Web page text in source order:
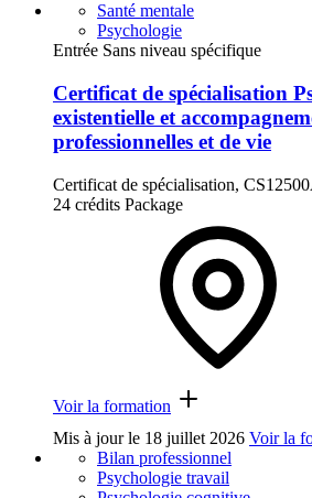
Santé mentale
Psychologie
Entrée Sans niveau spécifique
Certificat de spécialisation
existentielle et
professionnelles et de vie
Certificat de spécialisation,
24 crédits Package
Voir la formation
Mis à jour le 18 juillet 2026 Voir la
Bilan professionnel
Psychologie travail